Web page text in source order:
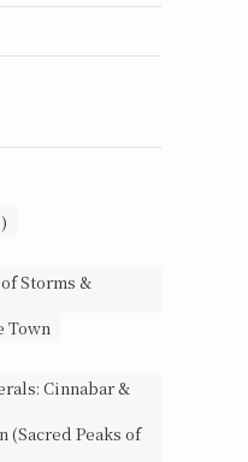
Storms &
Town
Cinnabar &
(Sacred Peaks of